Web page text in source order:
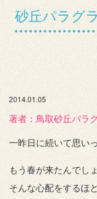
砂丘パラ
2014.01.05
著者：️鳥取砂丘パラ
一昨日に続いて思い
もう春が来たんでし
そんな心配をするほ